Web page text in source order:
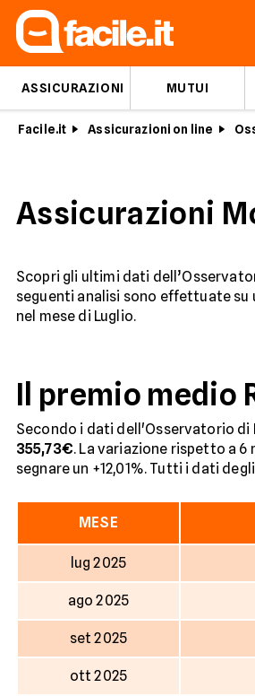
ASSICURAZIONI MUTUI
Facile.it Assicurazioni on line
Assicurazioni
Scopri gli ultimi dati
seguenti analisi sono effettuate su
nel mese di Luglio.
Il premio medio
Secondo i dati dell'Osservatorio di
355,73€. La variazione rispetto a 6
segnare un +12,01%. Tutti i dati
MESE
lug 2025
ago 2025
set 2025
ott 2025